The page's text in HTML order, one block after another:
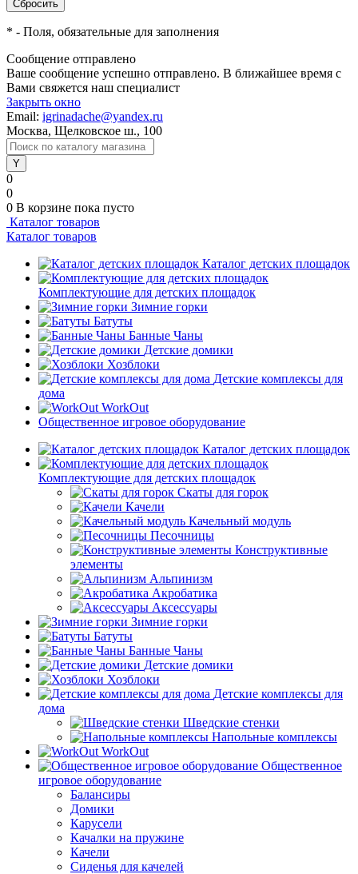
* - Поля, обязательные для заполнения
Сообщение отправлено
Ваше сообщение успешно отправлено. В ближайшее время с
Вами свяжется наш специалист
Закрыть окно
Email: igrinadache@yandex.ru
Москва, Щелковское ш., 100
0
0
0 В корзине пока пусто
Каталог товаров
Каталог товаров
Каталог детских площадок
Комплектующие для детских площадок
Зимние горки
Батуты
Банные Чаны
Детские домики
Хозблоки
Детские комплексы для
дома
WorkOut
Общественное игровое оборудование
Каталог детских площадок
Комплектующие для детских площадок
Скаты для горок
Качели
Качельный модуль
Песочницы
Конструктивные
элементы
Альпинизм
Акробатика
Аксессуары
Зимние горки
Батуты
Банные Чаны
Детские домики
Хозблоки
Детские комплексы для
дома
Шведские стенки
Напольные комплексы
WorkOut
Общественное
игровое оборудование
Балансиры
Домики
Карусели
Качалки на пружине
Качели
Сиденья для качелей